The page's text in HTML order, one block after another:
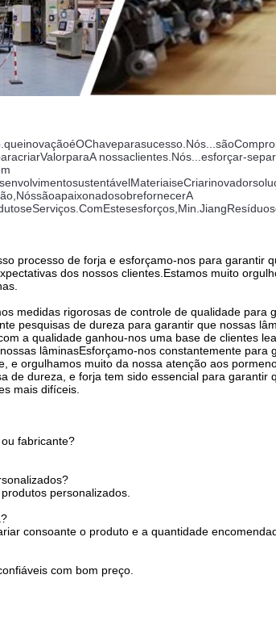
queinovaçãoéOChaveparasucesso Nós... são
criarValorparaA nossaclientes Nós... esforçar-se
sustentávelMateriaiseCriarinovador
NóssãoapaixonadosobrefornecerA
eServiços ComEstesesforços Min. JiangResíduos
processo de forja e esforçamo-nos para garantir
dos nossos clientes.Estamos muito
medidas rigorosas de controle de qualidade para
pesquisas de dureza para garantir que nossas
a qualidade ganhou-nos uma base de clientes
lâminasEsforçamo-nos constantemente
e orgulhamos muito da nossa atenção aos
de dureza, e forja tem sido essencial para
mais difíceis.
fabricante?
personalizados.
consoante o produto e a quantidade
com bom preço.